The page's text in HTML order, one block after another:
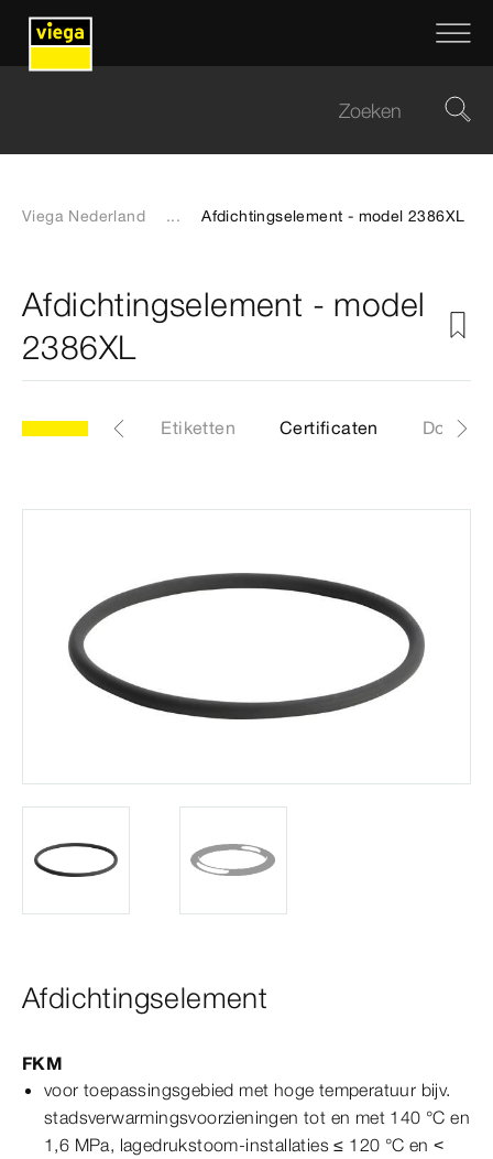
Viega Nederland ... Afdichtingselement - model 2386XL
Afdichtingselement - model
2386XL
Artikelen Etiketten Certificaten
Afdichtingselement
FKM
voor toepassingsgebied met hoge temperatuur bijv.
stadsverwarmingsvoorzieningen tot en met 140 °C en
1,6 MPa, lagedrukstoom-​installaties ≤ 120 °C en <